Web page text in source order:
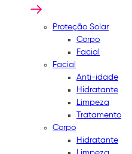
Proteção Solar
Corpo
Facial
Facial
Anti-idade
Hidratante
Limpeza
Tratamento
Corpo
Hidratante